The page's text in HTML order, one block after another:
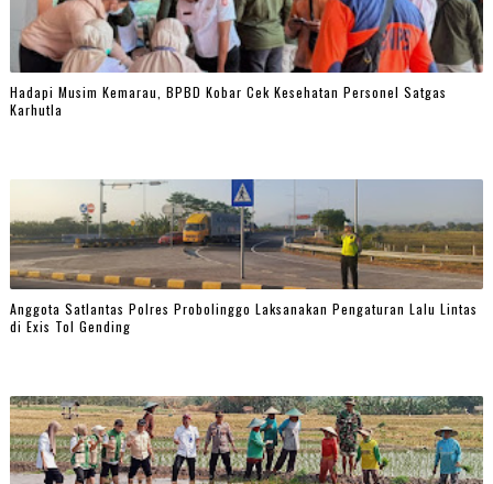
Hadapi Musim Kemarau, BPBD Kobar Cek Kesehatan Personel Satgas
Karhutla
Anggota Satlantas Polres Probolinggo Laksanakan Pengaturan Lalu Lintas
di Exis Tol Gending